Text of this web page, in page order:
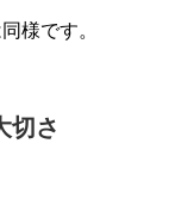
様です。
切さ